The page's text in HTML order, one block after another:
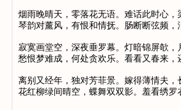
烟雨晚晴天，零落花无语。难话此时心，
琴韵对薰风，有恨和情抚。肠断断弦频，
寂寞画堂空，深夜垂罗幕。灯暗锦屏欹，
愁恨梦难成，何处贪欢乐。看看又春来，
离别又经年，独对芳菲景。嫁得薄情夫，